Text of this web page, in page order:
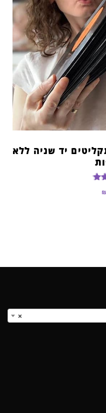
ליצירה – 10 תקליטים יד שניה ללא
₪
×